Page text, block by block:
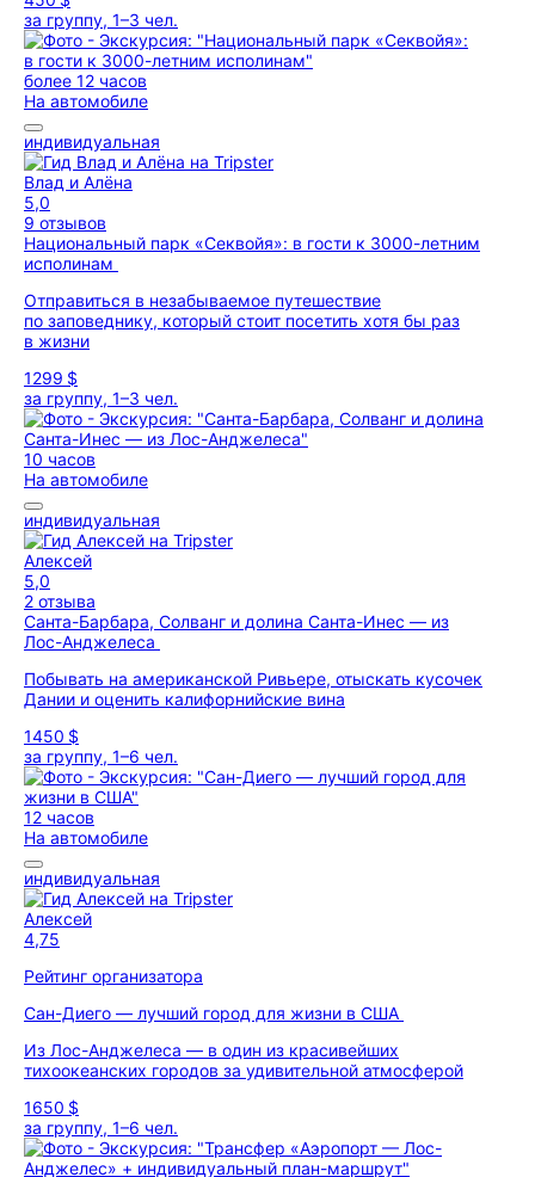
за группу, 1–3 чел.
более 12 часов
На автомобиле
индивидуальная
Влад и Алёна
5,0
9 отзывов
Национальный парк «Секвойя»: в гости к 3000-летним
исполинам
Отправиться в незабываемое путешествие
по заповеднику, который стоит посетить хотя бы раз
в жизни
1299 $
за группу, 1–3 чел.
10 часов
На автомобиле
индивидуальная
Алексей
5,0
2 отзыва
Санта-Барбара, Солванг и долина Санта-Инес — из
Лос-Анджелеса
Побывать на американской Ривьере, отыскать кусочек
Дании и оценить калифорнийские вина
1450 $
за группу, 1–6 чел.
12 часов
На автомобиле
индивидуальная
Алексей
4,75
Рейтинг организатора
Сан-Диего — лучший город для жизни в США
Из Лос-Анджелеса — в один из красивейших
тихоокеанских городов за удивительной атмосферой
1650 $
за группу, 1–6 чел.